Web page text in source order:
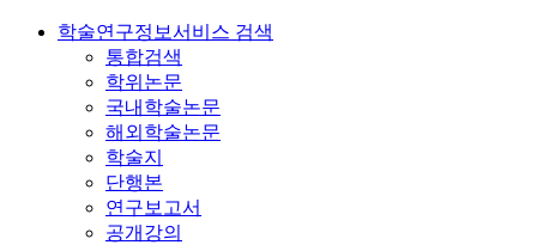
학술연구정보서비스 검색
통합검색
학위논문
국내학술논문
해외학술논문
학술지
단행본
연구보고서
공개강의